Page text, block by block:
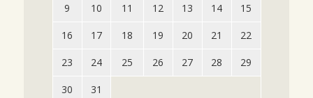
9 10 11 12 13 14 15
16 17 18 19 20 21 22
23 24 25 26 27 28 29
30 31